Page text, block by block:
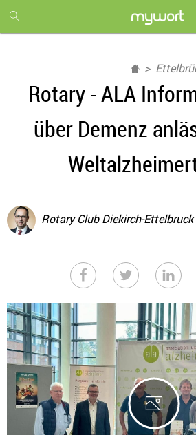
month
free
Rotary - ALA
über Demenz
Rotary Club Diekirch-Ettelbruck